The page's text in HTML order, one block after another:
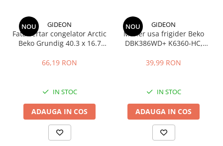
NOU GIDEON
Fata sertar congelator Arctic
Beko Grundig 40.3 x 16.7
C00911422
66,19 RON
IN STOC
ADAUGA IN COS
NOU GIDEON
Maner usa frigider Beko
DBK386WD+ K6360-HC,
39,99 RON
IN STOC
ADAUGA IN COS